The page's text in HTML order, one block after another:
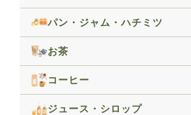
パン・ジャム・ハチミツ
お茶
コーヒー
ジュース・シロップ